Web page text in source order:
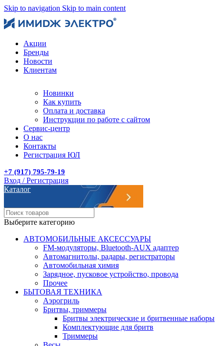
Skip to navigation Skip to main content
Акции
Бренды
Новости
Клиентам
Новинки
Как купить
Оплата и доставка
Инструкции по работе с сайтом
Сервис-центр
О нас
Контакты
Регистрация ЮЛ
+7 (917) 795-79-19
Вход / Регистрация
Каталог
Выберите категорию
АВТОМОБИЛЬНЫЕ АКСЕССУАРЫ
FM-модуляторы, Bluetooth-AUX адаптер
Автомагнитолы, радары, регистраторы
Автомобильная химия
Зарядное, пусковое устройство, провода
Прочее
БЫТОВАЯ ТЕХНИКА
Аэрогриль
Бритвы, триммеры
Бритвы электрические и бритвенные наборы
Комплектующие для бритв
Триммеры